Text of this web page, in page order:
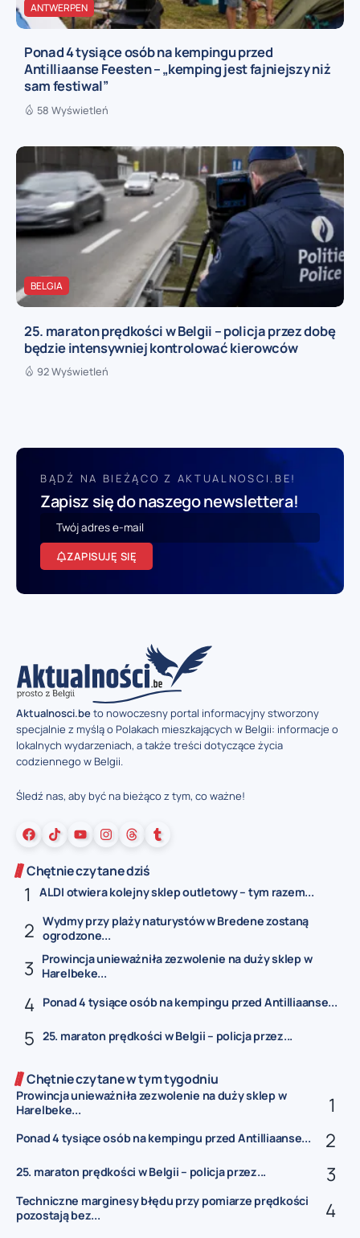
ANTWERPEN
Ponad 4 tysiące osób na kempingu przed
Antilliaanse Feesten – „kemping jest fajniejszy niż
sam festiwal”
58 Wyświetleń
BELGIA
25. maraton prędkości w Belgii – policja przez dobę
będzie intensywniej kontrolować kierowców
92 Wyświetleń
BĄDŹ NA BIEŻĄCO Z AKTUALNOSCI.BE!
Zapisz się do naszego newslettera!
ZAPISUJĘ SIĘ
Aktualnosci.beto nowoczesny portal informacyjny stworzony
specjalnie z myślą o Polakach mieszkających w Belgii: informacje o
lokalnych wydarzeniach, a także treści dotyczące życia
codziennego w Belgii.
Śledź nas, aby być na bieżąco z tym, co ważne!
Chętnie czytane dziś
ALDI otwiera kolejny sklep outletowy – tym razem...
Wydmy przy plaży naturystów w Bredene zostaną
ogrodzone...
Prowincja unieważniła zezwolenie na duży sklep w
Harelbeke...
Ponad 4 tysiące osób na kempingu przed Antilliaanse...
25. maraton prędkości w Belgii – policja przez...
Chętnie czytane w tym tygodniu
Prowincja unieważniła zezwolenie na duży sklep w
Harelbeke...
Ponad 4 tysiące osób na kempingu przed Antilliaanse...
25. maraton prędkości w Belgii – policja przez...
Techniczne marginesy błędu przy pomiarze prędkości
pozostają bez...